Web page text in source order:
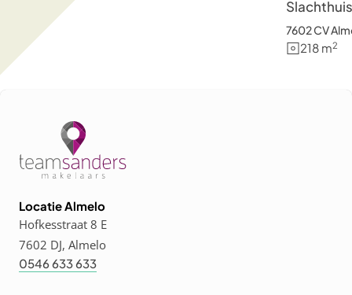
7602 CV
218 m2
Locatie Almelo
Hofkesstraat 8 E
7602 DJ, Almelo
0546 633 633